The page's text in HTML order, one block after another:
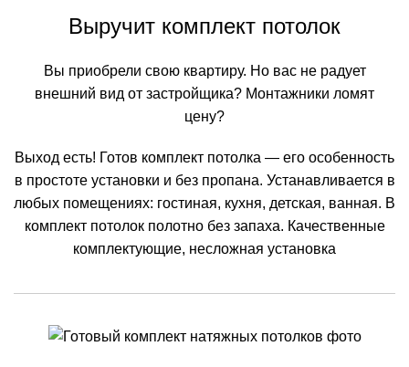
Выручит комплект потолок
Вы приобрели свою квартиру. Но вас не радует
внешний вид от застройщика? Монтажники ломят
цену?
Выход есть! Готов комплект потолка — его особенность
в простоте установки и без пропана. Устанавливается в
любых помещениях: гостиная, кухня, детская, ванная. В
комплект потолок полотно без запаха. Качественные
комплектующие, несложная установка